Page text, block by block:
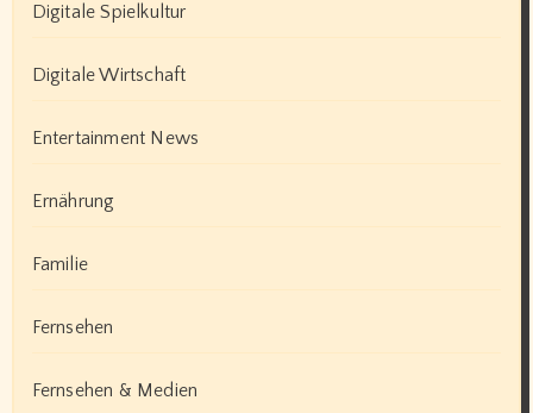
Digitale Spielkultur
Digitale Wirtschaft
Entertainment News
Ernährung
Familie
Fernsehen
Fernsehen & Medien